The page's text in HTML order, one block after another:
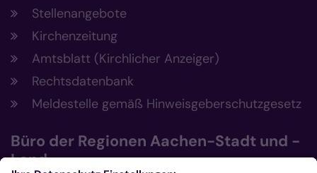
Stellenangebote
Kirchenzeitung
Amtsblatt (Kirchlicher Anzeiger)
Rechtsdatenbank
Meldestelle gemäß Hinweisgeberschutzgesetz
Büro der Regionen Aachen-Stadt und -
Land